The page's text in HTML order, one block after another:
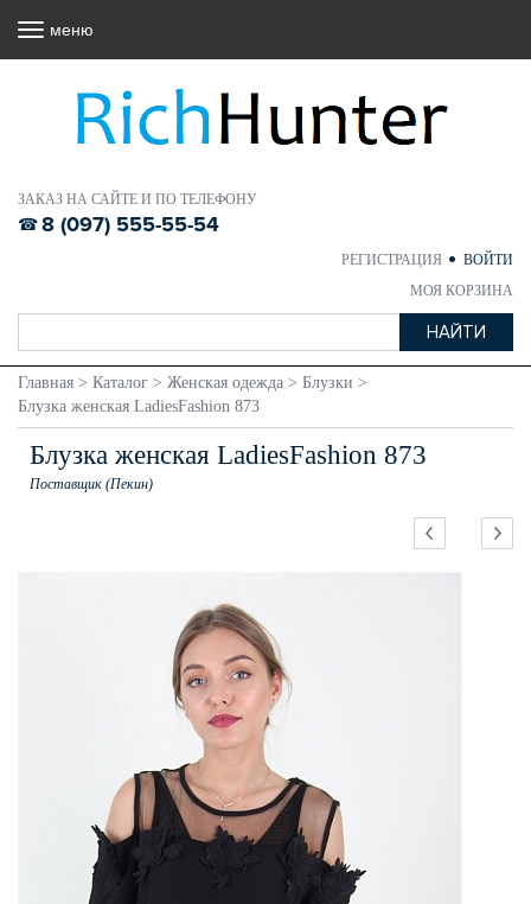
ЗАКАЗ НА САЙТЕ И ПО ТЕЛЕФОНУ
8 (097) 555-55-54
РЕГИСТРАЦИЯ
ВОЙТИ
МОЯ КОРЗИНА
меню
Главная > Каталог > Женская одежда > Блузки >
Блузка женская LadiesFashion 873
Блузка женская LadiesFashion 873
Поставщик (Пекин)